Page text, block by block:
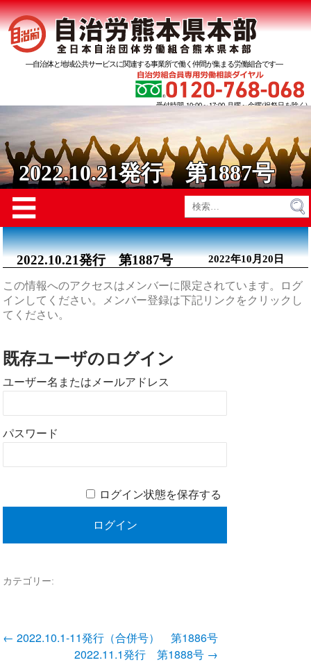
―自治体と地域公共サービスに関連する事業所で働く仲間が集まる労働組合です―
受付時間 10:00～17:00 月曜～金曜(祝祭日を除く)
2022.10.21発行 第1887号
☰
検
索:
2022.10.21発行 第1887号 2022年10月20日
この情報へのアクセスはメンバーに限定されています。ログ
インしてください。メンバー登録は下記リンクをクリックし
てください。
既存ユーザのログイン
ユーザー名またはメールアドレス
パスワード
ログイン状態を保存する
カテゴリー:
投
← 2022.10.1-11発行（合併号） 第1886号
2022.11.1発行 第1888号 →